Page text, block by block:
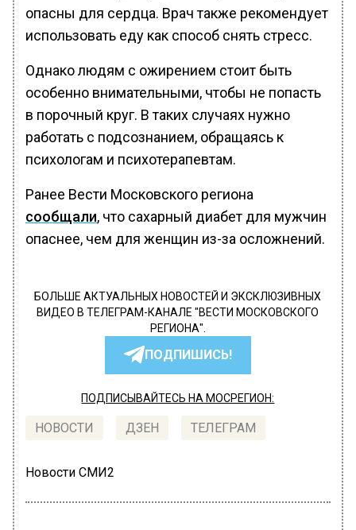
опасны для сердца. Врач также рекомендует
использовать еду как способ снять стресс.
Однако людям с ожирением стоит быть
особенно внимательными, чтобы не попасть
в порочный круг. В таких случаях нужно
работать с подсознанием, обращаясь к
психологам и психотерапевтам.
Ранее Вести Московского региона
сообщали, что сахарный диабет для мужчин
опаснее, чем для женщин из-за осложнений.
БОЛЬШЕ АКТУАЛЬНЫХ НОВОСТЕЙ И ЭКСКЛЮЗИВНЫХ
ВИДЕО В ТЕЛЕГРАМ-КАНАЛЕ "ВЕСТИ МОСКОВСКОГО
РЕГИОНА".
ПОДПИШИСЬ!
ПОДПИСЫВАЙТЕСЬ НА МОСРЕГИОН:
НОВОСТИ ДЗЕН ТЕЛЕГРАМ
Новости СМИ2